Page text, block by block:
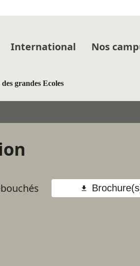
International Nos
grandes Ecoles